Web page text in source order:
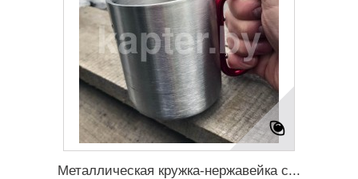
Металлическая кружка-нержавейка с...